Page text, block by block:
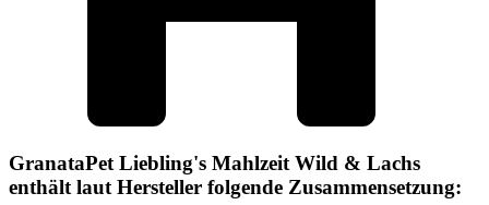
GranataPet Liebling's Mahlzeit Wild & Lachs
enthält laut Hersteller folgende Zusammensetzung: